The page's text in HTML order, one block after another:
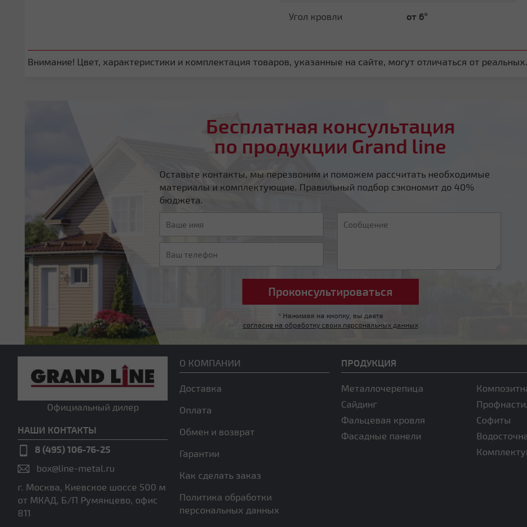
Угол кровли от 6°
Внимание! Цвет, характеристики и комплектация товаров, указанные на сайте, могут отличаться от реальных.
Бесплатная консультация
по продукции Grand line
Оставьте контакты, мы перезвоним и поможем рассчитать необходимые
материалы и комплектующие. Правильный подбор сэкономит до 40%
бюджета.
*Нажимая на кнопку, вы даете
согласие на обработку своих персональных данных
Официальный дилер
НАШИ КОНТАКТЫ
8 (495) 106-76-25
box@line-metal.ru
г. Москва, Киевское шоссе 500 м
от МКАД, Б/П Румянцево, офис
811
О КОМПАНИИ
Доставка
Оплата
Обмен и возврат
Гарантии
Как сделать заказ
Политика обработки
персональных данных
ПРОДУКЦИЯ
Металлочерепица
Сайдинг
Фальцевая кровля
Фасадные панели
Софиты